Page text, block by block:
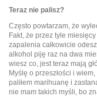
Teraz nie palisz?
Często powtarzam, że
Fakt, że przez tyle
zapalenia całkowicie
alkohol piję raz na dwa
wiesz co, jest teraz mają
Myślę o przeszłości i
paliłem marihuanę i
nie mam takich myśli, bo